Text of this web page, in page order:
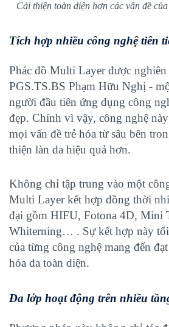
Cải thiện toàn diện hơn các vấn đề
Tích hợp nhiều công nghệ tiên
Phác đồ Multi Layer được
PGS.TS.BS Phạm Hữu Nghị -
người đầu tiên ứng dụng công
đẹp. Chính vì vậy, công nghệ
mọi vấn đề trẻ hóa từ sâu bên
thiện làn da hiệu quả hơn.
Không chỉ tập trung vào một
Multi Layer kết hợp đồng thời
đại gồm HIFU, Fotona 4D, Mini
Whiterning… . Sự kết hợp này tối
của từng công nghệ mang đến
hóa da toàn diện.
Đa lớp hoạt động trên nhiều